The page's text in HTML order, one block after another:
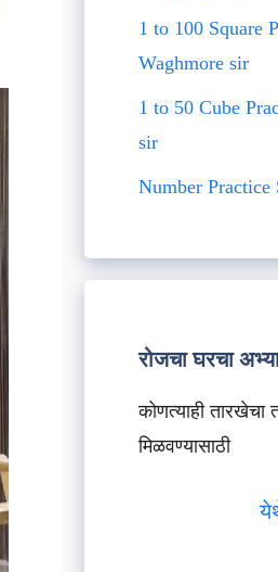
1 to 100 Square
Waghmore sir
1 to 50 Cube
sir
Number Practice
रोजचा घरचा
कोणत्याही
मिळवण्यासाठी